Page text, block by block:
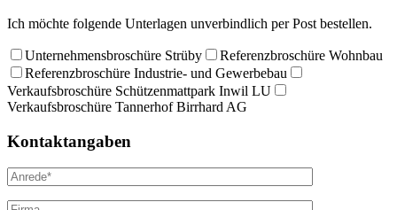
Ich möchte folgende Unterlagen unverbindlich per Post bestellen.
Unternehmensbroschüre Strüby
Referenzbroschüre Wohnbau
Referenzbroschüre Industrie- und Gewerbebau
Verkaufsbroschüre Schützenmattpark Inwil LU
Verkaufsbroschüre Tannerhof Birrhard AG
Kontaktangaben